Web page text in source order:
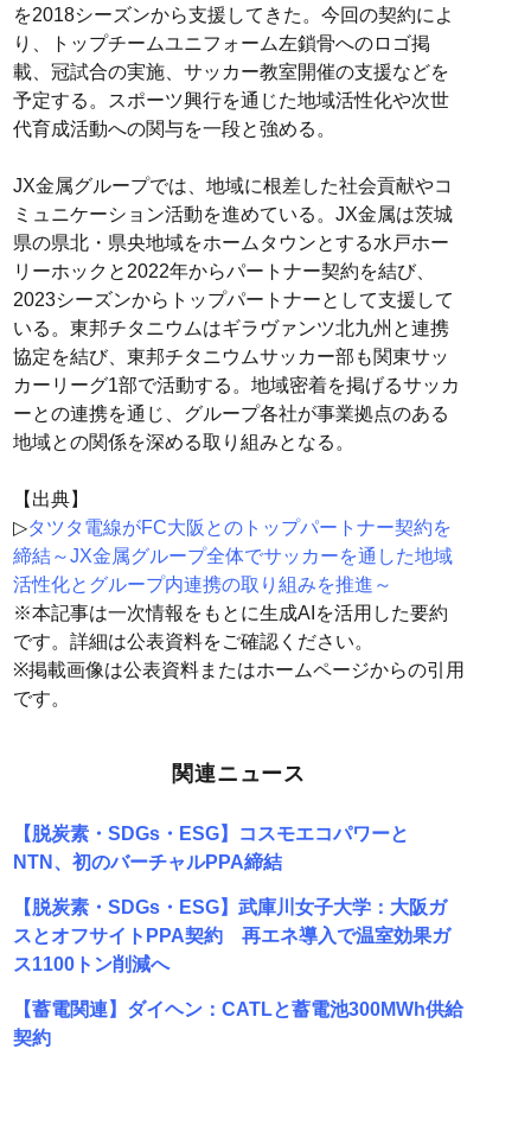
を2018シーズンから支援してきた。今回の契約によ
り、トップチームユニフォーム左鎖骨へのロゴ掲
載、冠試合の実施、サッカー教室開催の支援などを
予定する。スポーツ興行を通じた地域活性化や次世
代育成活動への関与を一段と強める。
JX金属グループでは、地域に根差した社会貢献やコ
ミュニケーション活動を進めている。JX金属は茨城
県の県北・県央地域をホームタウンとする水戸ホー
リーホックと2022年からパートナー契約を結び、
2023シーズンからトップパートナーとして支援して
いる。東邦チタニウムはギラヴァンツ北九州と連携
協定を結び、東邦チタニウムサッカー部も関東サッ
カーリーグ1部で活動する。地域密着を掲げるサッカ
ーとの連携を通じ、グループ各社が事業拠点のある
地域との関係を深める取り組みとなる。
【出典】
▷タツタ電線がFC大阪とのトップパートナー契約を
締結～JX金属グループ全体でサッカーを通した地域
活性化とグループ内連携の取り組みを推進～
※本記事は一次情報をもとに生成AIを活用した要約
です。詳細は公表資料をご確認ください。
※掲載画像は公表資料またはホームページからの引用
です。
関連ニュース
【脱炭素・SDGs・ESG】コスモエコパワーと
NTN、初のバーチャルPPA締結
【脱炭素・SDGs・ESG】武庫川女子大学：大阪ガ
スとオフサイトPPA契約 再エネ導入で温室効果ガ
ス1100トン削減へ
【蓄電関連】ダイヘン：CATLと蓄電池300MWh供給
契約